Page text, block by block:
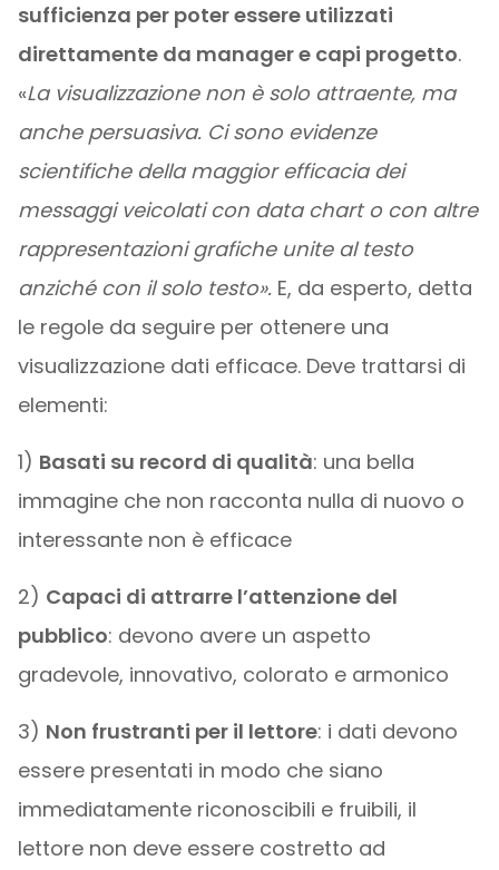
sufficienza per poter essere utilizzati
direttamente da manager e capi progetto.
«La visualizzazione non è solo attraente, ma
anche persuasiva. Ci sono evidenze
scientifiche della maggior efficacia dei
messaggi veicolati con data chart o con altre
rappresentazioni grafiche unite al testo
anziché con il solo testo».E, da esperto, detta
le regole da seguire per ottenere una
visualizzazione dati efficace. Deve trattarsi di
elementi:
1) Basati su record di qualità: una bella
immagine che non racconta nulla di nuovo o
interessante non è efficace
2) Capaci di attrarre l’attenzione del
pubblico: devono avere un aspetto
gradevole, innovativo, colorato e armonico
3) Non frustranti per il lettore: i dati devono
essere presentati in modo che siano
immediatamente riconoscibili e fruibili, il
lettore non deve essere costretto ad